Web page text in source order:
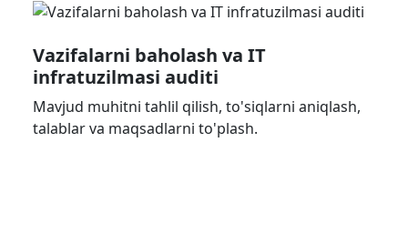
Vazifalarni baholash va IT
infratuzilmasi auditi
Mavjud muhitni tahlil qilish, to'siqlarni aniqlash,
talablar va maqsadlarni to'plash.